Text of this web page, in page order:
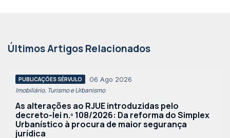
Últimos Artigos Relacionados
PUBLICAÇÕES SÉRVULO 06 Ago 2026
Imobiliário, Turismo e Urbanismo
As alterações ao RJUE introduzidas pelo
decreto-lei n.º 108/2026: Da reforma do Simplex
Urbanístico à procura de maior segurança
jurídica